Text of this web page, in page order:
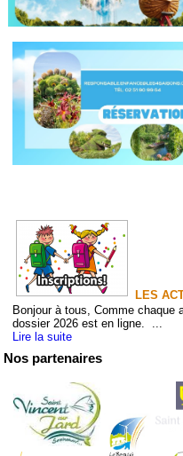
LES
Bonjour à tous, Comme chaque
dossier 2026 est en ligne. ...
Lire la suite
Nos partenaires